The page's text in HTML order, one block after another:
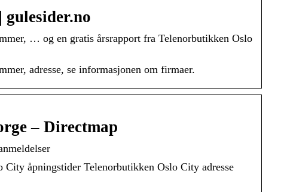
… og en gratis årsrapport fra Telenorbutikken Oslo
adresse, se informasjonen om firmaer.
– Directmap
åpningstider Telenorbutikken Oslo City adresse